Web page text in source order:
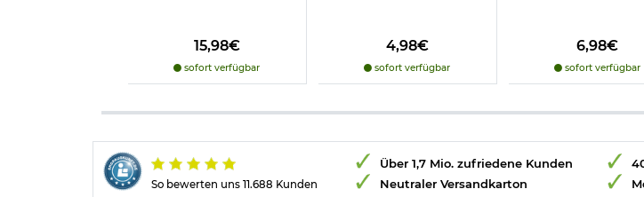
15,98€
sofort verfügbar
4,98€
sofort verfügbar
6,98€
sofort verfügbar
So bewerten uns 11.688 Kunden
Über 1,7 Mio. zufriedene Kunden
Neutraler Versandkarton